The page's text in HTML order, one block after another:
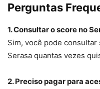
Perguntas
1. Consultar o score no
Sim, você pode
Serasa quantas vezes
2. Preciso pagar para